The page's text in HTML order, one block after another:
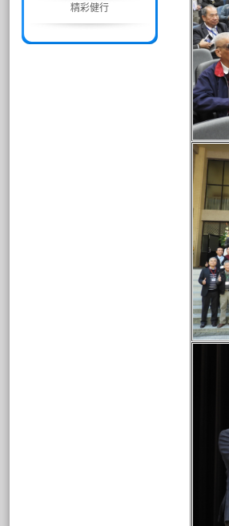
精彩健行